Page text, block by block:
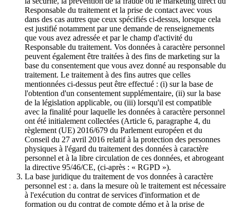
Responsable du traitement et la prise de contact avec vous
dans des cas autres que ceux spécifiés ci-dessus, lorsque cela
est justifié notamment par une demande de renseignements
que vous avez adressée et par le champ d'activité du
Responsable du traitement. Vos données à caractère personnel
peuvent également être traitées à des fins de marketing sur la
base du consentement que vous avez donné au responsable du
traitement. Le traitement à des fins autres que celles
mentionnées ci-dessus peut être effectué : (i) sur la base de
l'obtention d'un consentement supplémentaire, (ii) sur la base
de la législation applicable, ou (iii) lorsqu'il est compatible
avec la finalité pour laquelle les données à caractère personnel
ont été initialement collectées (Article 6, paragraphe 4, du
règlement (UE) 2016/679 du Parlement européen et du
Conseil du 27 avril 2016 relatif à la protection des personnes
physiques à l'égard du traitement des données à caractère
personnel et à la libre circulation de ces données, et abrogeant
la directive 95/46/CE, (ci-après : « RGPD »).
La base juridique du traitement de vos données à caractère
personnel est : a. dans la mesure où le traitement est nécessaire
à l'exécution du contrat de services d'information et de
formation ou du contrat de compte démo et à la prise de